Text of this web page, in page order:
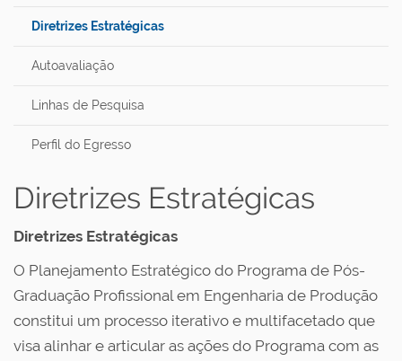
Diretrizes Estratégicas
Autoavaliação
Linhas de Pesquisa
Perfil do Egresso
Diretrizes Estratégicas
Diretrizes Estratégicas
O Planejamento Estratégico do Programa de Pós-
Graduação Profissional em Engenharia de Produção
constitui um processo iterativo e multifacetado que
visa alinhar e articular as ações do Programa com as